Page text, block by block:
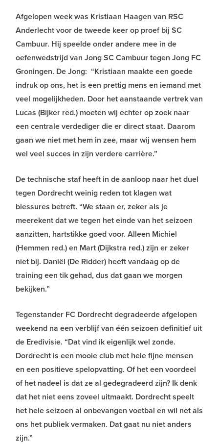
Afgelopen week was Kristiaan Haagen van RSC
Anderlecht voor de tweede keer op proef bij SC
Cambuur. Hij speelde onder andere mee in de
oefenwedstrijd van Jong SC Cambuur tegen Jong FC
Groningen. De Jong: “Kristiaan maakte een goede
indruk op ons, het is een prettig mens en iemand met
veel mogelijkheden. Door het aanstaande vertrek van
Lucas (Bijker red.) moeten wij echter op zoek naar
een centrale verdediger die er direct staat. Daarom
gaan we niet met hem in zee, maar wij wensen hem
wel veel succes in zijn verdere carrière.”
De technische staf heeft in de aanloop naar het duel
tegen Dordrecht weinig reden tot klagen wat
blessures betreft. “We staan er, zeker als je
meerekent dat we tegen het einde van het seizoen
aanzitten, hartstikke goed voor. Alleen Michiel
(Hemmen red.) en Mart (Dijkstra red.) zijn er zeker
niet bij. Daniël (De Ridder) heeft vandaag op de
training een tik gehad, dus dat gaan we morgen
bekijken.”
Tegenstander FC Dordrecht degradeerde afgelopen
weekend na een verblijf van één seizoen definitief uit
de Eredivisie. “Dat vind ik eigenlijk wel zonde.
Dordrecht is een mooie club met hele fijne mensen
en een positieve spelopvatting. Of het een voordeel
of het nadeel is dat ze al gedegradeerd zijn? Ik denk
dat het niet eens zoveel uitmaakt. Dordrecht speelt
het hele seizoen al onbevangen voetbal en wil net als
ons het publiek vermaken. Dat gaat nu niet anders
zijn.”